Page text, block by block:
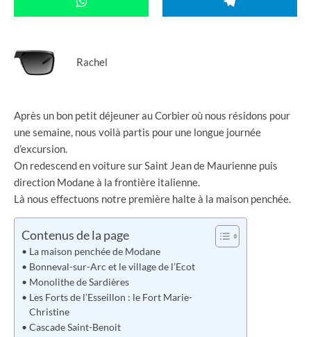
Rachel
Après un bon petit déjeuner au Corbier où nous résidons pour
une semaine, nous voilà partis pour une longue journée
d’excursion.
On redescend en voiture sur Saint Jean de Maurienne puis
direction Modane à la frontière italienne.
Là nous effectuons notre première halte à la maison penchée.
Contenus de la page
La maison penchée de Modane
Bonneval-sur-Arc et le village de l’Ecot
Monolithe de Sardières
Les Forts de l’Esseillon : le Fort Marie-
Christine
Cascade Saint-Benoit